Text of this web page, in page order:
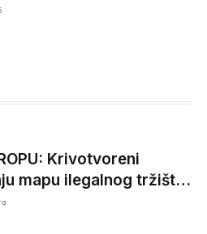
Krivotvoreni
mapu ilegalnog tržišta,
na proizvodnju van EU